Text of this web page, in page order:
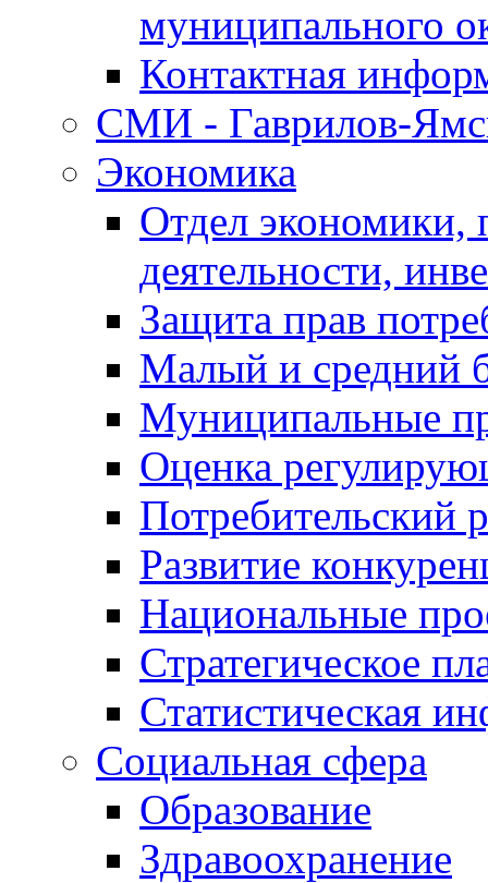
муниципального
Контактная
СМИ - Гаврилов-
Экономика
Отдел экономики,
деятельности,
Защита прав
Малый и средний
Муниципальные
Оценка
Потребительский
Развитие
Национальные
Стратегическое
Статистическая
Социальная сфера
Образование
Здравоохранение